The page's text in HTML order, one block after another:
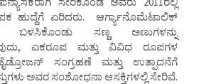
ಹುದ್ದೆಗೆ ಏರಿದರು. ಆರ್ಗ್ಯಾನೊಮೆಟಾಲಿಕ್
ಬಳಸಿಕೊಂಡು ಸಣ್ಣ ಅಣುಗಳನ್ನು
ಏಕರೂಪ ಮತ್ತು ವಿವಿಧ ರೂಪಗಳ
ಸಂಗ್ರಹಣೆ ಮತ್ತು ಉತ್ಪಾದನೆಗೆ
ಅವರ ಸಂಶೋಧನಾ ಆಸಕ್ತಿಗಳಲ್ಲಿ ಸೇರಿವೆ.